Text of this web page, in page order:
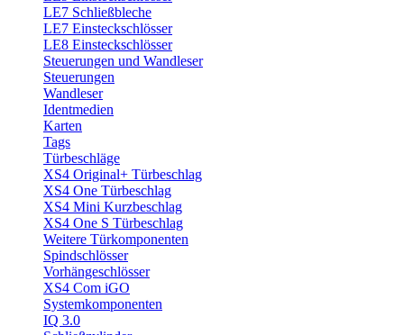
LE7 Schließbleche
LE7 Einsteckschlösser
LE8 Einsteckschlösser
Steuerungen und Wandleser
Steuerungen
Wandleser
Identmedien
Karten
Tags
Türbeschläge
XS4 Original+ Türbeschlag
XS4 One Türbeschlag
XS4 Mini Kurzbeschlag
XS4 One S Türbeschlag
Weitere Türkomponenten
Spindschlösser
Vorhängeschlösser
XS4 Com iGO
Systemkomponenten
IQ 3.0